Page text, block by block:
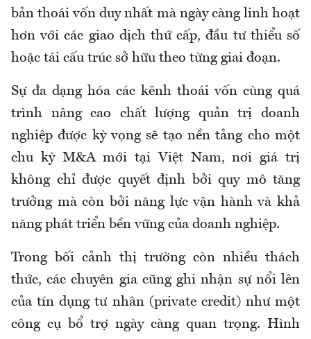
bản thoái vốn duy nhất mà ngày càng linh hoạt
hơn với các giao dịch thứ cấp, đầu tư thiểu số
hoặc tái cấu trúc sở hữu theo từng giai đoạn.
Sự đa dạng hóa các kênh thoái vốn cùng quá
trình nâng cao chất lượng quản trị doanh
nghiệp được kỳ vọng sẽ tạo nền tảng cho một
chu kỳ M&A mới tại Việt Nam, nơi giá trị
không chỉ được quyết định bởi quy mô tăng
trưởng mà còn bởi năng lực vận hành và khả
năng phát triển bền vững của doanh nghiệp.
Trong bối cảnh thị trường còn nhiều thách
thức, các chuyên gia cũng ghi nhận sự nổi lên
của tín dụng tư nhân (private credit) như một
công cụ bổ trợ ngày càng quan trọng. Hình